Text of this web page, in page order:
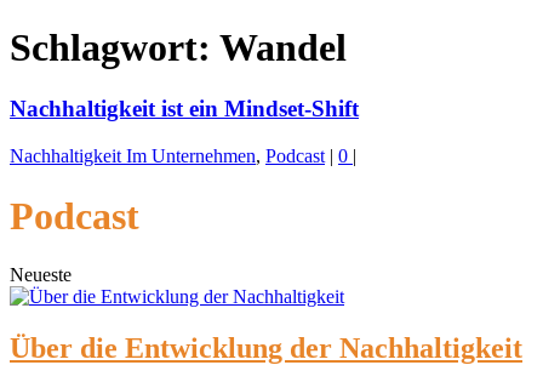
Schlagwort: Wandel
Nachhaltigkeit ist ein Mindset-Shift
Nachhaltigkeit Im Unternehmen, Podcast | 0 |
Podcast
Neueste
Über die Entwicklung der Nachhaltigkeit